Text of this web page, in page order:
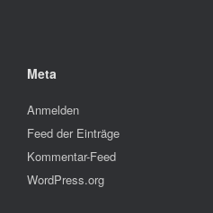
Meta
Anmelden
Feed der Einträge
Kommentar-Feed
WordPress.org